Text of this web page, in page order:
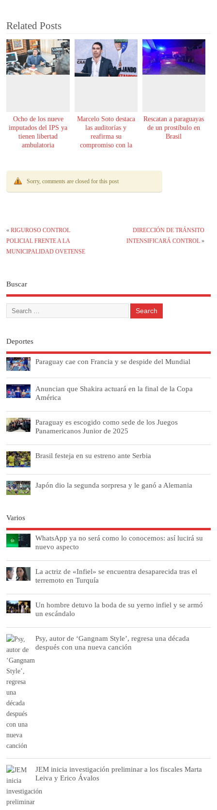
Related Posts
Ocho de los nueve
imputados del IPS ya
tienen libertad
ambulatoria
Marcelo Soto destaca
las auditorías y
reafirma su
compromiso con la
Rescatan a paraguayas
de un prostíbulo en
Brasil
Sorry, comments are closed for this post
«RIGUROSO CONTROL
POLICIAL FRENTE A LA
MUNICIPALIDAD OVETENSE
DIRECCIÓN DE TRÁNSITO
INTENSIFICARÁ CONTROL»
Buscar
Deportes
Paraguay cae con Francia y se despide del Mundial
Anuncian que Shakira actuará en la final de la Copa
América
Paraguay es escogido como sede de los Juegos
Panamericanos Junior de 2025
Brasil festeja en su estreno ante Serbia
Japón dio la segunda sorpresa y le ganó a Alemania
Varios
WhatsApp ya no será como lo conocemos: así lucirá su
nuevo aspecto
La actriz de «Infiel» se encuentra desaparecida tras el
terremoto en Turquía
Un hombre detuvo la boda de su yerno infiel y se armó
un escándalo
Psy, autor de ‘Gangnam Style’, regresa una década
después con una nueva canción
JEM inicia investigación preliminar a los fiscales Marta
Leiva y Erico Ávalos